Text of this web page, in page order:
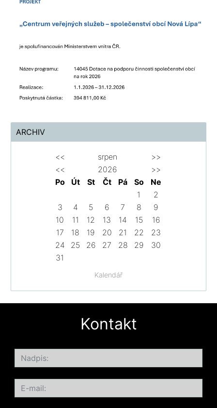
ARCHIV
Kalendář
<< srpen
>>
<<
2026
>>
Po
Út St Čt Pá So
Ne
1
2
3
4 5 6 7 8
9
10
11 12 13 14 15
16
17
18 19 20 21 22
23
24
25 26 27 28 29
30
31
Kontakt